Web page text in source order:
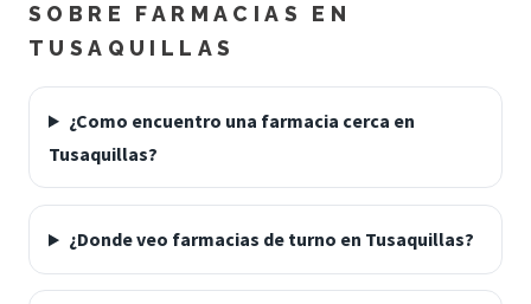
SOBRE FARMACIAS EN
TUSAQUILLAS
¿Como encuentro una farmacia cerca en
Tusaquillas?
¿Donde veo farmacias de turno en Tusaquillas?